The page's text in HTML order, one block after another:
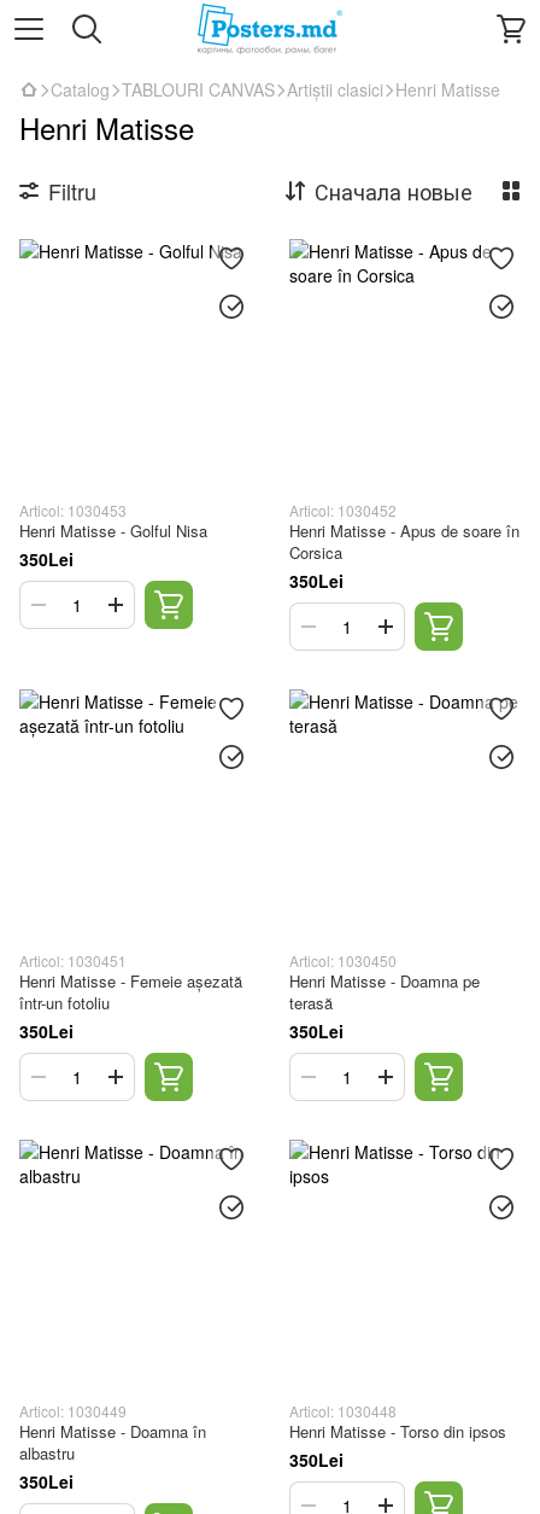
Catalog TABLOURI CANVAS Artiștii clasici Henri Matisse
Henri Matisse
Filtru Сначала новые
Articol: 1030453
Henri Matisse - Golful Nisa
350Lei
Articol: 1030452
Henri Matisse - Apus de soare în
Corsica
350Lei
Articol: 1030451
Henri Matisse - Femeie așezată
într-un fotoliu
350Lei
Articol: 1030450
Henri Matisse - Doamna pe
terasă
350Lei
Articol: 1030449
Henri Matisse - Doamna în
albastru
350Lei
Articol: 1030448
Henri Matisse - Torso din ipsos
350Lei